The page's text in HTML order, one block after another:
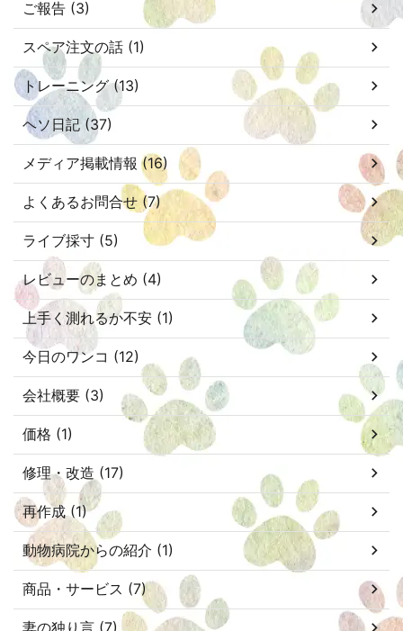
ご報告 (3)
スペア注文の話 (1)
トレーニング (13)
ヘソ日記 (37)
メディア掲載情報 (16)
よくあるお問合せ (7)
ライブ採寸 (5)
レビューのまとめ (4)
上手く測れるか不安 (1)
今日のワンコ (12)
会社概要 (3)
価格 (1)
修理・改造 (17)
再作成 (1)
動物病院からの紹介 (1)
商品・サービス (7)
妻の独り言 (7)